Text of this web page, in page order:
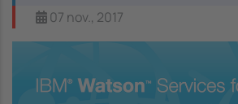
07 nov., 2017